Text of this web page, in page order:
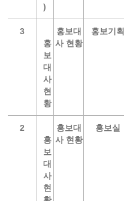
)
3
홍
보
대
사
현
황
홍보대
사 현황
홍보기획
2
홍
보
대
사
현
홍보대
사 현황
홍보실